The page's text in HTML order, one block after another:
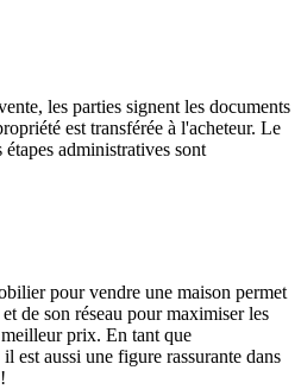
les parties signent les documents
est transférée à l'acheteur. Le
administratives sont
pour vendre une maison permet
de son réseau pour maximiser les
prix. En tant que
est aussi une figure rassurante dans